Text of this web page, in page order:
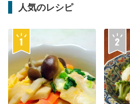
人気のレシピ